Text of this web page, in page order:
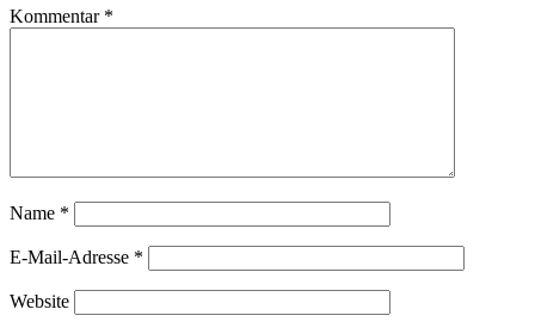
Kommentar *
Name *
E-Mail-Adresse *
Website